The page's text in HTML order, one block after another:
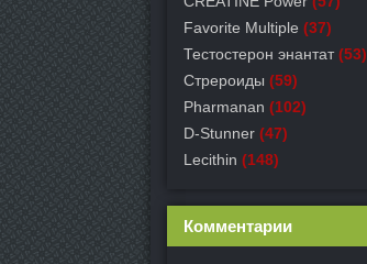
Favorite Multiple (37)
Тестостерон энантат (53)
Стрероиды (59)
Pharmanan (102)
D-Stunner (47)
Lecithin (148)
Комментарии